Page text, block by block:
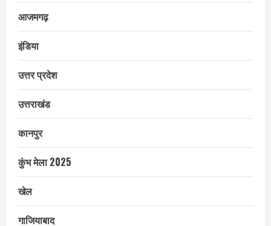
आजमगढ़
इंडिया
उत्तर प्रदेश
उत्तराखंड
कानपुर
कुंभ मेला 2025
खेल
गाजियाबाद